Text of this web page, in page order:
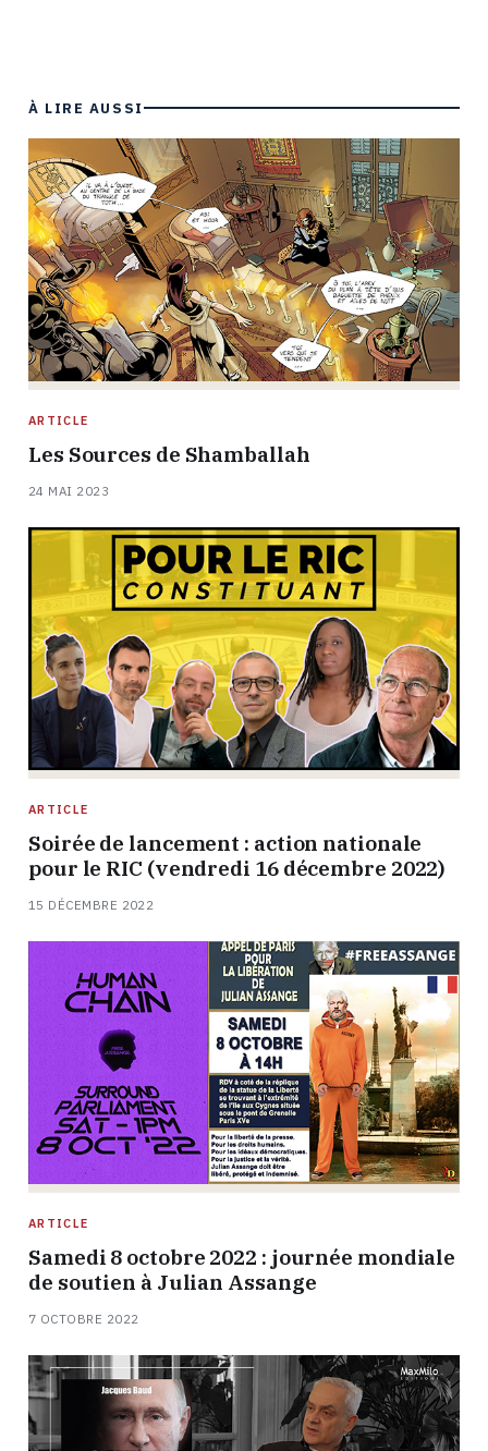
À LIRE AUSSI
ARTICLE
Les Sources de Shamballah
24 MAI 2023
ARTICLE
Soirée de lancement : action nationale
pour le RIC (vendredi 16 décembre 2022)
15 DÉCEMBRE 2022
ARTICLE
Samedi 8 octobre 2022 : journée mondiale
de soutien à Julian Assange
7 OCTOBRE 2022